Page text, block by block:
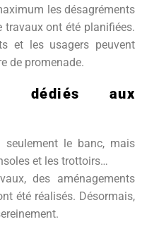
les désagréments
travaux ont été planifiées.
et les usagers peuvent
de promenade.
dédiés aux
le banc, mais
et les trottoirs…
des aménagements
été réalisés. Désormais,